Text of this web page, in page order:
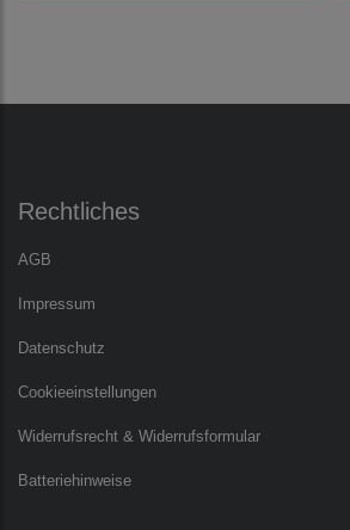
Rechtliches
AGB
Impressum
Datenschutz
Cookieeinstellungen
Widerrufsrecht & Widerrufsformular
Batteriehinweise